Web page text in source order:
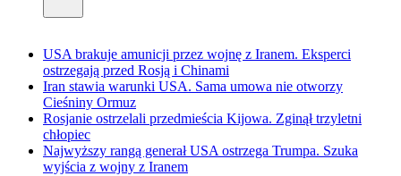
USA brakuje amunicji przez wojnę z Iranem. Eksperci
ostrzegają przed Rosją i Chinami
Iran stawia warunki USA. Sama umowa nie otworzy
Cieśniny Ormuz
Rosjanie ostrzelali przedmieścia Kijowa. Zginął trzyletni
chłopiec
Najwyższy rangą generał USA ostrzega Trumpa. Szuka
wyjścia z wojny z Iranem